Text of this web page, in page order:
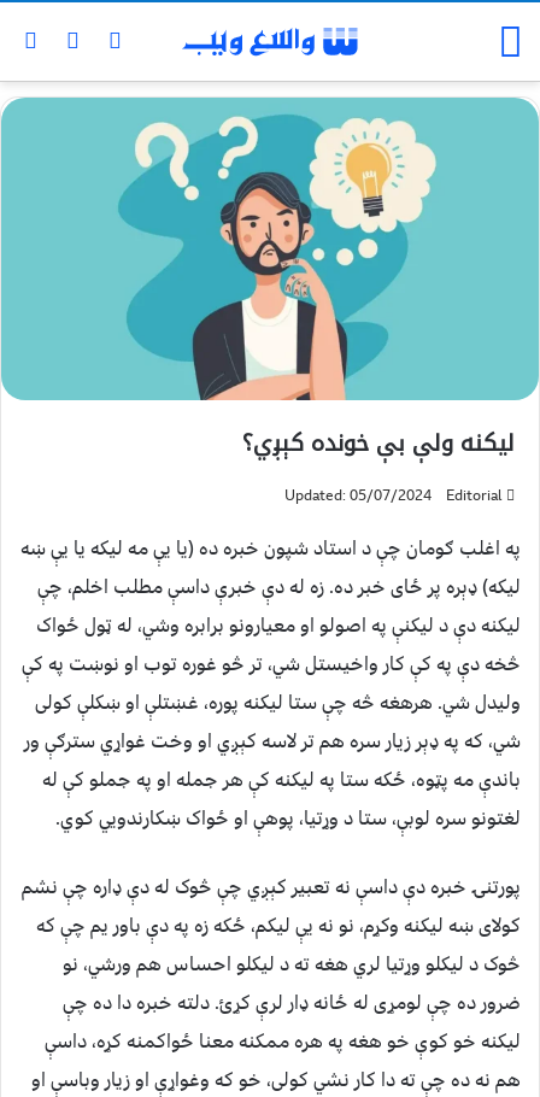
لیکنه ولې بې خونده کېږي؟
Editorial
Updated: 05/07/2024
په اغلب ګومان چې د استاد شپون خبره ده (یا یې مه لیکه یا یې ښه
لیکه) ډېره پر ځای خبر ده. زه له دې خبرې داسې مطلب اخلم، چې
لیکنه دې د لیکنې په اصولو او معیارونو برابره وشي، له ټول ځواک
څخه دې په کې کار واخیستل شي، تر څو غوره توب او نوښت په کې
ولیدل شي. هرهغه څه چې ستا لیکنه پوره، غښتلې او ښکلې کولی
شي، که په ډېر زیار سره هم تر لاسه کېږي او وخت غواړي سترګې ور
باندې مه پټوه، ځکه ستا په لیکنه کې هر جمله او په جملو کې له
لغتونو سره لوبې، ستا د وړتیا، پوهې او ځواک ښکارندویي کوي.
پورتنۍ خبره دې داسې نه تعبیر کېږي چې څوک له دې ډاره چې نشم
کولای ښه لیکنه وکړم، نو نه یې لیکم، ځکه زه په دې باور یم چې که
څوک د لیکلو وړتیا لري هغه ته د لیکلو احساس هم ورشي، نو
ضرور ده چې لومړی له ځانه ډار لرې کړئ. دلته خبره دا ده چې
لیکنه خو کوې خو هغه په هره ممکنه معنا ځواکمنه کړه، داسې
هم نه ده چې ته دا کار نشي کولی، خو که وغواړې او زیار وباسې او